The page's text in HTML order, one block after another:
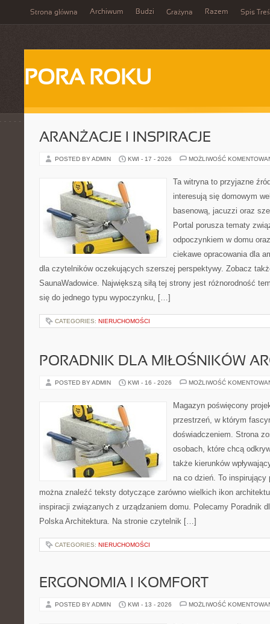
Strona główna Archiwum Budzi Grażyna Razem Spis
PORA ROKU
ARANŻACJE I INSPIRACJE
POSTED BY ADMIN KWI - 17 - 2026 MOŻLIWOŚĆ
Ta witryna to przyjazne
interesują się domowym
basenową, jacuzzi oraz
Portal porusza tematy
odpoczynkiem w domu
ciekawe opracowania dla
dla czytelników oczekujących szerszej perspektywy. Zobacz
SaunaWadowice. Największą siłą tej strony jest różnorodność
się do jednego typu wypoczynku, […]
CATEGORIES: NIERUCHOMOŚCI
PORADNIK DLA MIŁOŚNIKÓW
POSTED BY ADMIN KWI - 16 - 2026 MOŻLIWOŚĆ
Magazyn poświęcony
przestrzeń, w którym
doświadczeniem. Strona
osobach, które chcą
także kierunków
na co dzień. To
można znaleźć teksty dotyczące zarówno wielkich ikon
inspiracji związanych z urządzaniem domu. Polecamy Poradnik
Polska Architektura. Na stronie czytelnik […]
CATEGORIES: NIERUCHOMOŚCI
ERGONOMIA I KOMFORT
POSTED BY ADMIN KWI - 13 - 2026 MOŻLIWOŚĆ